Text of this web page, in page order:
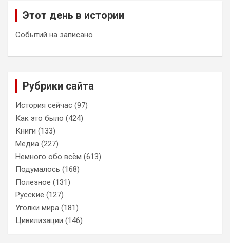
Этот день в истории
Событий на записано
Рубрики сайта
История сейчас (97)
Как это было (424)
Книги (133)
Медиа (227)
Немного обо всём (613)
Подумалось (168)
Полезное (131)
Русские (127)
Уголки мира (181)
Цивилизации (146)